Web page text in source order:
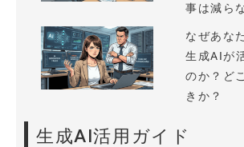
事は減ら
なぜあな
生成AIが
のか？ど
きか？
生成AI活用ガイド